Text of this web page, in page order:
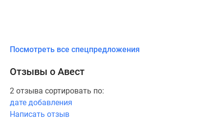
Посмотреть все спецпредложения
Отзывы о Авест
2 отзыва сортировать по:
дате добавления
Написать отзыв